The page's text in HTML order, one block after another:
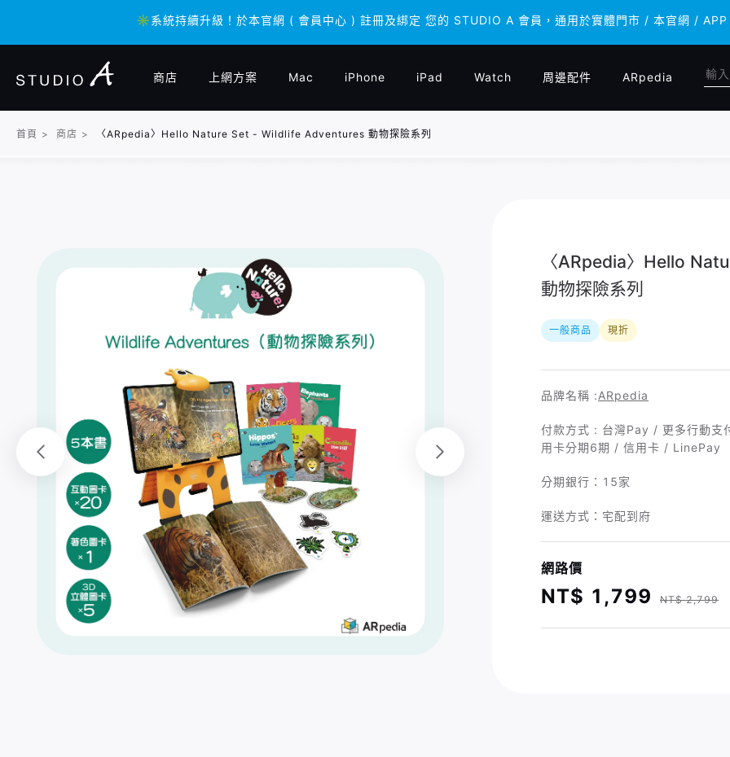
✳️系統持續升級！於本官網 ( 會員中心 ) 註冊及綁定 您的 STUDIO A 會員，通用於實體門市 / 本官網 / APP
✳️系統持續升級！於本官網 ( 會員中心 ) 註冊及綁定 您的 STUDIO A 會員，通用於實體門市 / 本官網 / APP
商店 上網方案 Mac iPhone iPad Watch 周邊配件 ARpedia
首頁 > 商店 > 〈ARpedia〉Hello Nature Set - Wildlife Adventures 動物探險系列
〈ARpedia〉Hello
動物探險系列
一般商品 現折
品牌名稱 :ARpedia
付款方式 : 台灣Pay / 更多行動
用卡分期6期 / 信用卡 / LinePay
分期銀行： 15家
運送方式：宅配到府
網路價
NT$ 1,799 NT$ 2,799